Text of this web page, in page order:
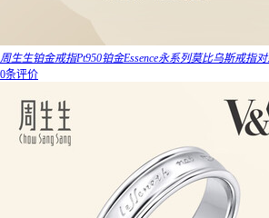
周生生铂金戒指Pt950铂金Essence永系列莫比乌斯戒指对
0条评价